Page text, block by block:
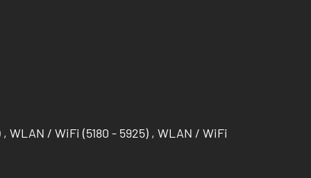
WLAN / WiFi (5180 - 5925) , WLAN / WiFi